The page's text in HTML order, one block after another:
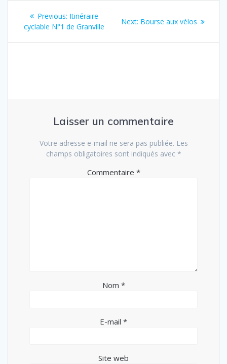
Navigation
de
Previous: Previous
post:
Itinéraire
cyclable N°1 de Granville
Next: Next
Bourse aux vélos
Laisser un commentaire
Votre adresse e-mail ne sera pas publiée. Les
champs obligatoires sont indiqués avec *
Commentaire *
Nom *
E-mail *
Site web